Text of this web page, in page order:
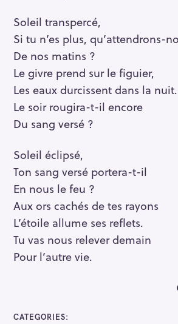
Soleil transpercé,
Si tu n’es plus, qu’attendrons-
De nos matins ?
Le givre prend sur le figuier,
Les eaux durcissent dans la nuit.
Le soir rougira-t-il encore
Du sang versé ?
Soleil éclipsé,
Ton sang versé portera-t-il
En nous le feu ?
Aux ors cachés de tes rayons
L’étoile allume ses reflets.
Tu vas nous relever demain
Pour l’autre vie.
CATEGORIES